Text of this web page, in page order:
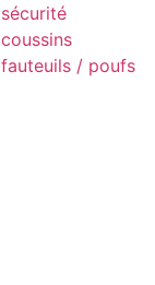
sécurité
coussins
fauteuils / poufs